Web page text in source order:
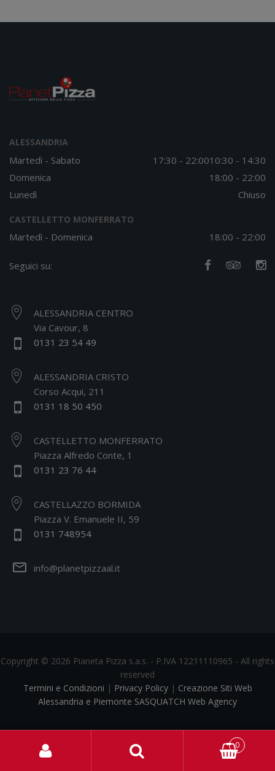
ALESSANDRIA
Martedì - Sabato 10:30 - 14:30
17:30 - 22:00
Domenica
18:00 - 22:00
Lunedì
Chiuso
CASTELLETTO MONFERRATO
Martedì - Domenica 18:00 - 22:00
Seguici su:
ALESSANDRIA CENTRO
Via Cavour, 8
0131 23 54 49
ALESSANDRIA CRISTO
Corso Acqui, 211
0131 18 50 450
CASTELLETTO MONFERRATO
Piazza Alfredo Conte, 1
0131 23 76 44
CASTELLAZZO BORMIDA
Piazza V. Emanuele II, 59
0131 748954
info@planetpizzaal.it
0
Copyright © 2026 Pianeta Pizza s.a.s. - P.IVA 12211110965 - All rights
reserved
Termini e Condizioni | Privacy Policy| Creazione Siti Web
Alessandria e Piemonte SASQUATCH Web Agency